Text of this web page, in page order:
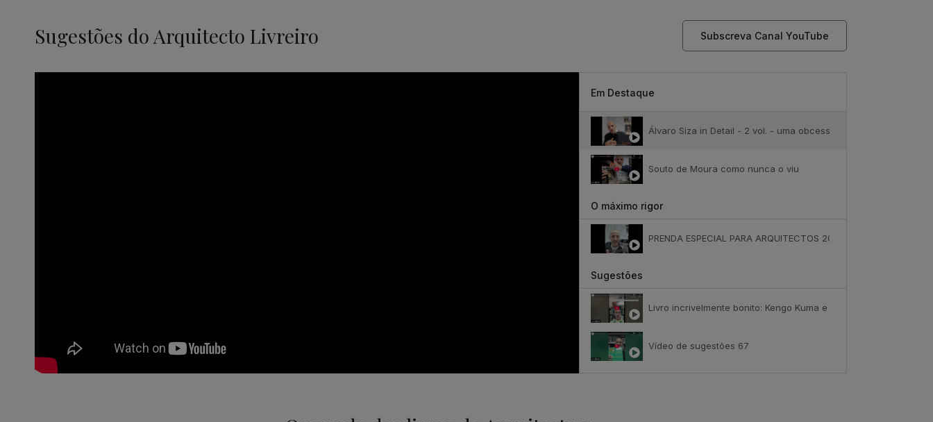
Sugestões do Arquitecto Livreiro Subscreva Canal YouTube
Em Destaque
Álvaro Siza in Detail - 2 vol. - uma obcessão
Souto de Moura como nunca o viu
O máximo rigor
PRENDA ESPECIAL PARA ARQUITECTOS 2023
Sugestões
Livro incrivelmente bonito: Kengo Kuma e Portugal
Vídeo de sugestões 67